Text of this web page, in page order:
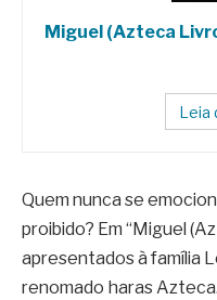
Miguel (Azteca
Leia
Quem nunca se
proibido? Em “Miguel
apresentados à família
renomado haras